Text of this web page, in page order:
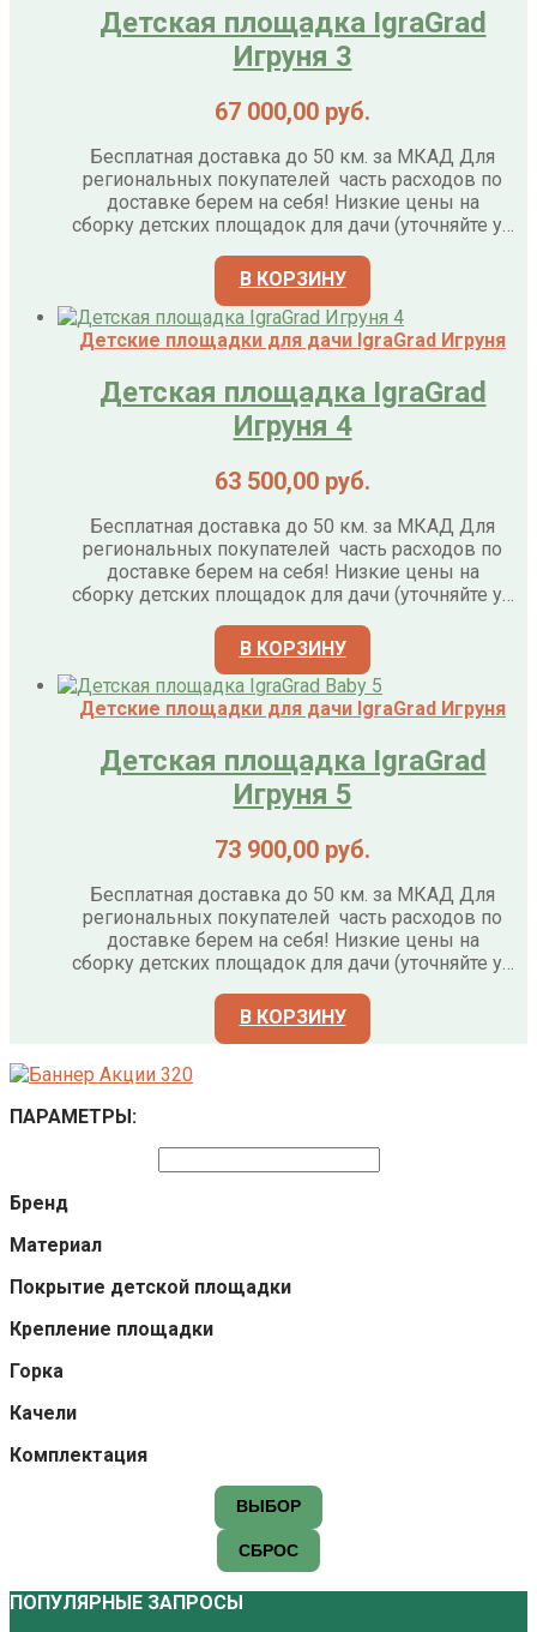
Детская площадка IgraGrad
Игруня 3
67 000,00 руб.
Бесплатная доставка до 50 км. за МКАД Для
региональных покупателей часть расходов по
доставке берем на себя! Низкие цены на
сборку детских площадок для дачи (уточняйте у…
В КОРЗИНУ
Детские площадки для дачи IgraGrad Игруня
Детская площадка IgraGrad
Игруня 4
63 500,00 руб.
Бесплатная доставка до 50 км. за МКАД Для
региональных покупателей часть расходов по
доставке берем на себя! Низкие цены на
сборку детских площадок для дачи (уточняйте у…
В КОРЗИНУ
Детские площадки для дачи IgraGrad Игруня
Детская площадка IgraGrad
Игруня 5
73 900,00 руб.
Бесплатная доставка до 50 км. за МКАД Для
региональных покупателей часть расходов по
доставке берем на себя! Низкие цены на
сборку детских площадок для дачи (уточняйте у…
В КОРЗИНУ
ПАРАМЕТРЫ:
Бренд
Материал
Покрытие детской площадки
Крепление площадки
Горка
Качели
Комплектация
ВЫБОР
СБРОС
ПОПУЛЯРНЫЕ ЗАПРОСЫ